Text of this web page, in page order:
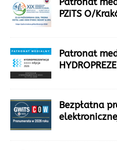
PZiTS O/
Patronat
Bezpłatna